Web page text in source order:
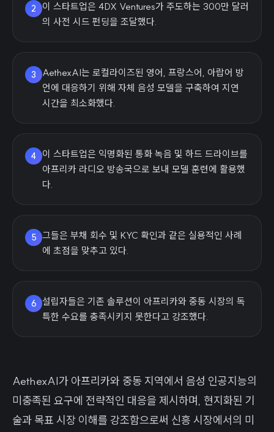
2
이 스타트업은 4DX Ventures가 주도하는 300만 달러
의 사전 시드 펀딩을 조달했다.
3
AethexAI는 로컬라이즈된 영어, 프랑스어, 아랍어 방
언에 대응하기 위해 자체 음성 모델을 구축하여 지연
시간을 최소화했다.
4
이 스타트업은 익명화된 통화 녹음 및 하드 드라이브를
아프리카 라디오 방송국으로 보내 모델 훈련에 활용했
다.
5 그들은 부채 회수 및 KYC 확인과 같은 실용적인 사례
에 초점을 맞추고 있다.
6 설립자들은 기존 솔루션이 아프리카와 중동 시장의 독
특한 수요를 충족시키지 못한다고 강조했다.
AethexAI가 아프리카와 중동 지역에서 음성 인공지능의
미충족된 요구에 전략적인 대응을 제시하며, 현지화된 기
술과 목표 시장 이해를 강조함으로써 신흥 시장에서의 미